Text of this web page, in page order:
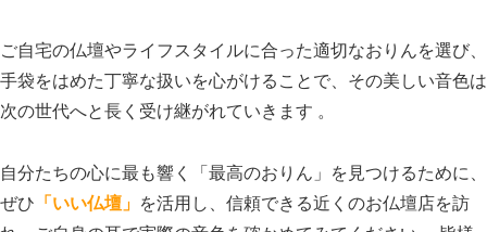
ご自宅の仏壇やライフスタイルに合った適切なおりんを選び、
手袋をはめた丁寧な扱いを心がけることで、その美しい音色は
次の世代へと長く受け継がれていきます 。
自分たちの心に最も響く「最高のおりん」を見つけるために、
ぜひ 「いい仏壇」 を活用し、信頼できる近くのお仏壇店を訪